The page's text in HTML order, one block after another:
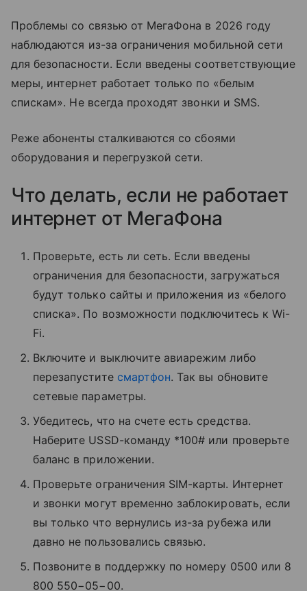
Проблемы со связью от МегаФона в 2026 году
наблюдаются из-за ограничения мобильной сети
для безопасности. Если введены соответствующие
меры, интернет работает только по «белым
спискам». Не всегда проходят звонки и SMS.
Реже абоненты сталкиваются со сбоями
оборудования и перегрузкой сети.
Что делать, если не работает
интернет от МегаФона
Проверьте, есть ли сеть. Если введены
ограничения для безопасности, загружаться
будут только сайты и приложения из «белого
списка». По возможности подключитесь к Wi-
Fi.
Включите и выключите авиарежим либо
перезапустите смартфон. Так вы обновите
сетевые параметры.
Убедитесь, что на счете есть средства.
Наберите USSD-команду *100# или проверьте
баланс в приложении.
Проверьте ограничения SIM-карты. Интернет
и звонки могут временно заблокировать, если
вы только что вернулись из-за рубежа или
давно не пользовались связью.
Позвоните в поддержку по номеру 0500 или 8
800 550−05−00.